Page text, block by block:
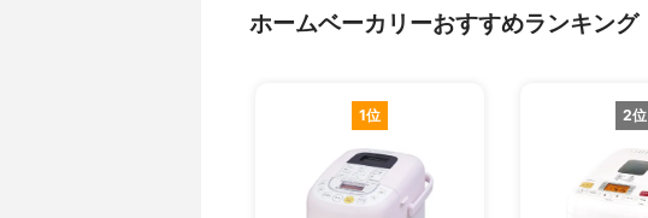
ホームベーカリーおすすめランキング
1位 2位